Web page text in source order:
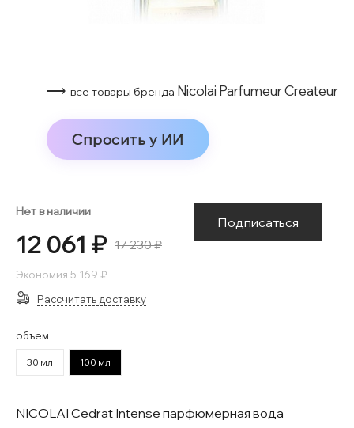
⟶ все товары бренда Nicolai Parfumeur Createur
Спросить у ИИ
Нет в наличии
12 061 ₽ 17 230 ₽
Экономия 5 169 ₽
Подписаться
Рассчитать доставку
объем
30 мл 100 мл
NICOLAI Cedrat Intense парфюмерная вода